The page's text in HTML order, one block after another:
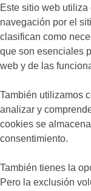
Este sitio web
navegación por el
clasifican como
que son esenciales
web y de las
También utilizamos
analizar y
cookies se
consentimiento.
También tienes la
Pero la exclusión